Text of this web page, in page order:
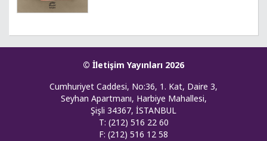
© İletişim Yayınları 2026
Cumhuriyet Caddesi, No:36, 1. Kat, Daire 3,
Seyhan Apartmanı, Harbiye Mahallesi,
Şişli 34367, İSTANBUL
T: (212) 516 22 60
F: (212) 516 12 58